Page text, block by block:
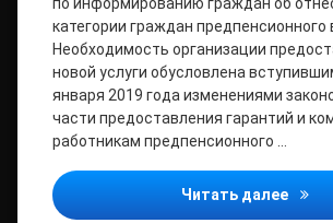
категории граждан предпенсионного
Необходимость организации
новой услуги обусловлена
января 2019 года изменениями
части предоставления гарантий и
работникам предпенсионного …
Читать далее